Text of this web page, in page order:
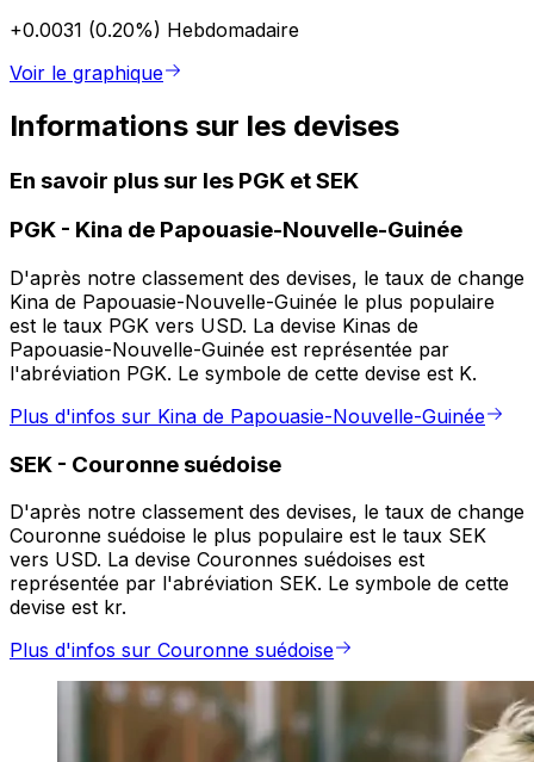
+0.0031 (0.20%) Hebdomadaire
Voir le graphique
Informations sur les devises
En savoir plus sur les PGK et SEK
PGK - Kina de Papouasie-Nouvelle-Guinée
D'après notre classement des devises, le taux de change
Kina de Papouasie-Nouvelle-Guinée le plus populaire
est le taux PGK vers USD. La devise Kinas de
Papouasie-Nouvelle-Guinée est représentée par
l'abréviation PGK. Le symbole de cette devise est K.
Plus d'infos sur Kina de Papouasie-Nouvelle-Guinée
SEK - Couronne suédoise
D'après notre classement des devises, le taux de change
Couronne suédoise le plus populaire est le taux SEK
vers USD. La devise Couronnes suédoises est
représentée par l'abréviation SEK. Le symbole de cette
devise est kr.
Plus d'infos sur Couronne suédoise